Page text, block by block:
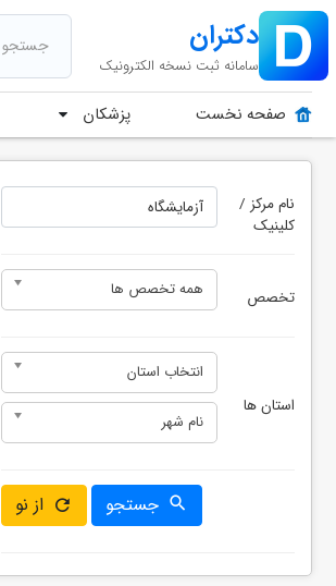
دکتران
سامانه ثبت نسخه الکترونیک
صفحه نخست پزشکان
نام مرکز /
کلینیک
تخصص همه تخصص ها
استان ها
انتخاب استان
نام شهر
جستجو از نو